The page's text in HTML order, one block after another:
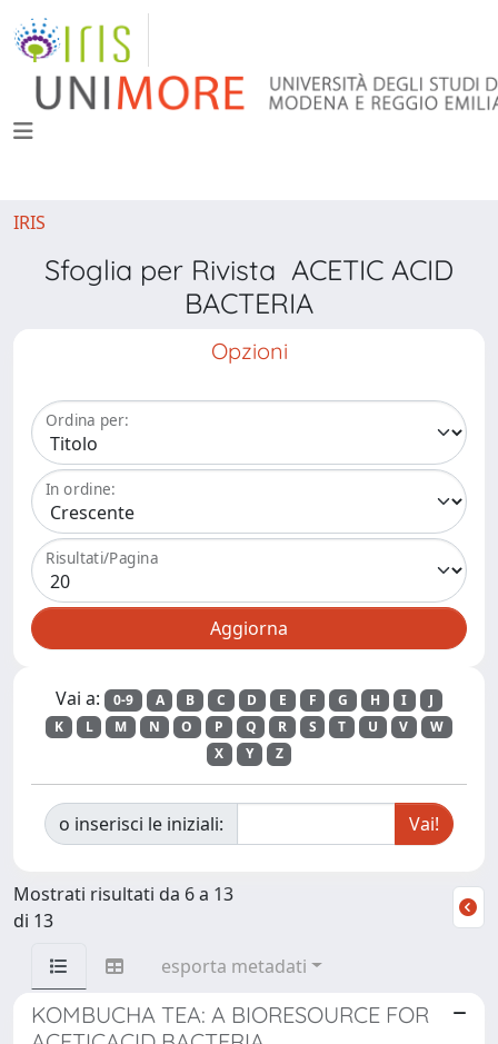
IRIS
Sfoglia per Rivista ACETIC ACID
BACTERIA
Opzioni
Ordina per:
In ordine:
Risultati/Pagina
Vai a: 0-9 A B C D E F G H I
J
K
L M N O P Q R S T U V
W
X
Y Z
o inserisci le iniziali:
Mostrati risultati da 6 a 13
di 13
esporta metadati
KOMBUCHA TEA: A BIORESOURCE FOR